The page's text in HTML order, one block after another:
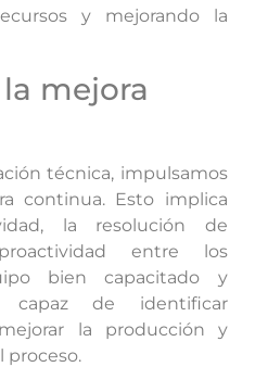
y mejorando la
mejora
técnica, impulsamos
continua. Esto implica
la resolución de
entre los
bien capacitado y
de identificar
la producción y
proceso.